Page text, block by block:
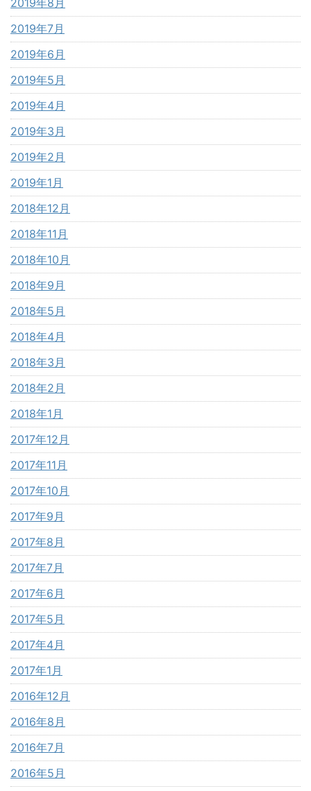
2019年8月
2019年7月
2019年6月
2019年5月
2019年4月
2019年3月
2019年2月
2019年1月
2018年12月
2018年11月
2018年10月
2018年9月
2018年5月
2018年4月
2018年3月
2018年2月
2018年1月
2017年12月
2017年11月
2017年10月
2017年9月
2017年8月
2017年7月
2017年6月
2017年5月
2017年4月
2017年1月
2016年12月
2016年8月
2016年7月
2016年5月